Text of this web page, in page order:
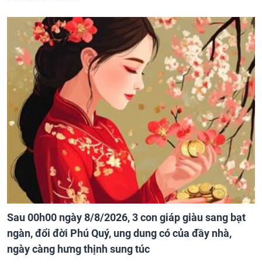
Sau 00h00 ngày 8/8/2026, 3 con giáp giàu sang bạt
ngàn, đổi đời Phú Quý, ung dung có của đầy nhà,
ngày càng hưng thịnh sung túc